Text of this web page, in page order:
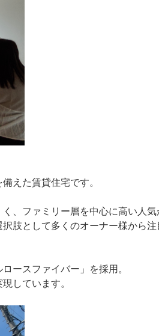
えた賃貸住宅です。
、ファミリー層を中心に高い人気
肢として多くのオーナー様から注
ースファイバー」を採用。
しています。